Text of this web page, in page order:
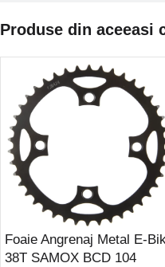
Produse din aceeasi
Foaie Angrenaj Metal E-
38T SAMOX BCD 104